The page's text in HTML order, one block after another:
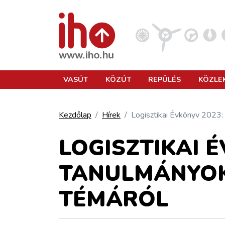
KÖZLEKEDÉSFEJLESZTÉS
ELLÁTÁSI LÁNC
VASÚT KÖZÚT REPÜLÉS
Kezdőlap Hírek Logisztikai Évkönyv
LOGISZTIKAI
TÉMÁRÓL